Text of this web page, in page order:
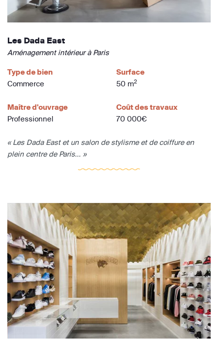
Les Dada East
Aménagement intérieur à Paris
Type de bien
Commerce
Surface
50 m2
Maître d'ouvrage
Professionnel
Coût des travaux
70 000€
« Les Dada East et un salon de stylisme et de coiffure en
plein centre de Paris... »